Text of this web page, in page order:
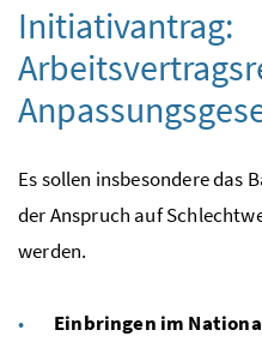
Initiativantrag:
Es sollen insbesondere das
der Anspruch auf
werden.
Einbringen im